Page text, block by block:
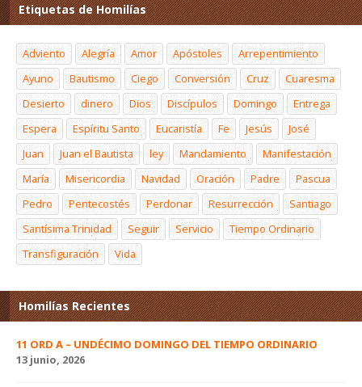
Etiquetas de Homilías
Adviento Alegría Amor Apóstoles
Arrepentimiento
Ayuno
Bautismo Ciego Conversión Cruz
Cuaresma
Desierto
dinero Dios Discípulos Domingo
Entrega
Espera
Espíritu Santo Eucaristía Fe Jesús
José
Juan
Juan el Bautista ley Mandamiento
Manifestación
María
Misericordia Navidad Oración Padre
Pascua
Pedro
Pentecostés Perdonar Resurrección
Santiago
Santísima Trinidad
Seguir Servicio
Tiempo Ordinario
Transfiguración
Vida
Homilías Recientes
11 ORD A – UNDÉCIMO DOMINGO DEL TIEMPO ORDINARIO
13 junio, 2026